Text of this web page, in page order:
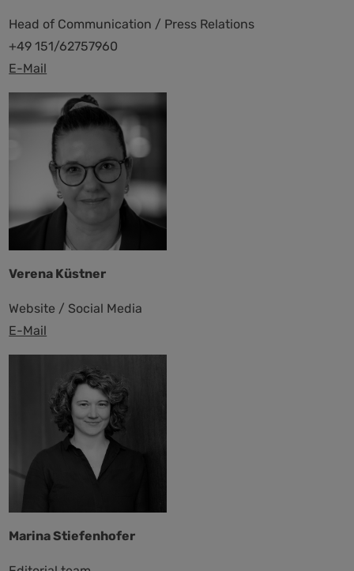
Head of Communication / Press Relations
+49 151/62757960
E-Mail
Verena Küstner
Website / Social Media
E-Mail
Marina Stiefenhofer